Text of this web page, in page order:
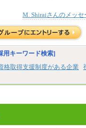
す。
※
の
※上
し
ん。
＜
※
※
い
M. Shiraiさんのメッセ
用キーワード検索]
格取得支援制度がある企業